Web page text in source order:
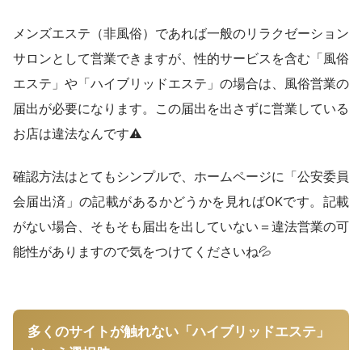
メンズエステ（非風俗）であれば一般のリラクゼーション
サロンとして営業できますが、性的サービスを含む「風俗
エステ」や「ハイブリッドエステ」の場合は、風俗営業の
届出が必要になります。この届出を出さずに営業している
お店は違法なんです⚠️
確認方法はとてもシンプルで、ホームページに「公安委員
会届出済」の記載があるかどうかを見ればOKです。記載
がない場合、そもそも届出を出していない＝違法営業の可
能性がありますので気をつけてくださいね💦
多くのサイトが触れない「ハイブリッドエステ」